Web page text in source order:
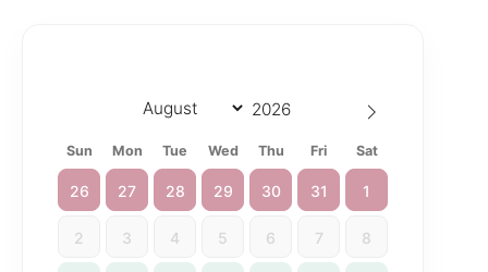
Sun Mon Tue Wed Thu Fri Sat
26 27 28 29 30 31 1
2 3 4 5 6 7 8